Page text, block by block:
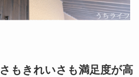
もきれいさも満足度が高